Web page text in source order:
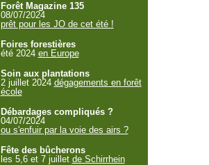
Forêt Magazine 135
08/07/2024
prêt pour les JO de cet été !
Foires forestières
été 2024 en Europe
Soin aux plantations
2 juillet 2024 dégagements en forêt
école
Débardages compliqués ?
04/07/2024
ou s'enfuir par la voie des airs ?
Fête des bûcherons
les 5,6 et 7 juillet de Schirrhein